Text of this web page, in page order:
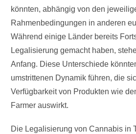
könnten, abhängig von den
Rahmenbedingungen in anderen
Während einige Länder bereits
Legalisierung gemacht haben,
Anfang. Diese Unterschiede
umstrittenen Dynamik führen, die
Verfügbarkeit von Produkten wie
Farmer auswirkt.
Die Legalisierung von Cannabis in